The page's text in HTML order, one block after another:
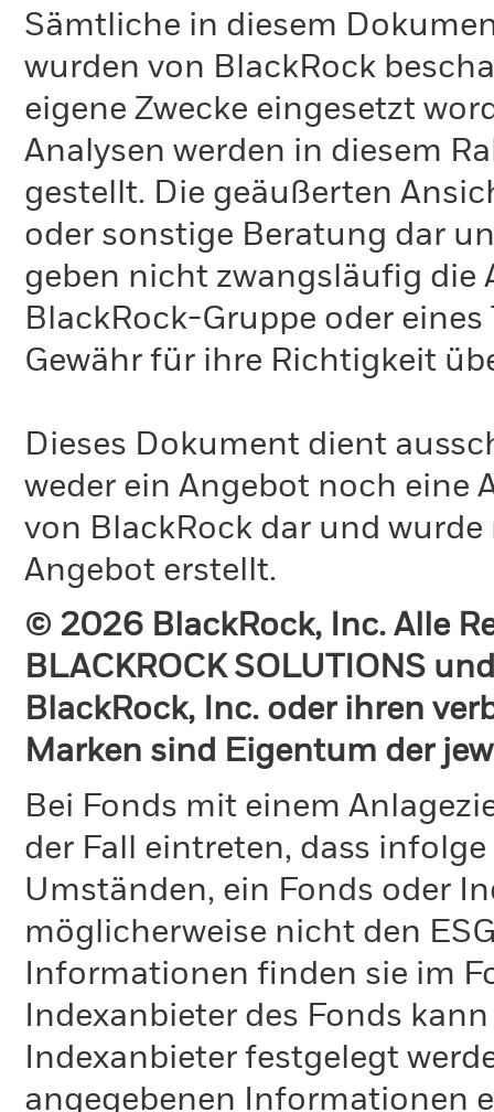
Sämtliche in diesem
wurden von BlackRock
eigene Zwecke eingesetzt
Analysen werden in diesem
gestellt. Die geäußerten
oder sonstige Beratung dar
geben nicht zwangsläufig die
BlackRock-Gruppe oder
Gewähr für ihre Richtigkeit
Dieses Dokument dient
weder ein Angebot noch eine
von BlackRock dar und
Angebot erstellt.
© 2026 BlackRock, Inc. Alle
BLACKROCK SOLUTIONS
BlackRock, Inc. oder ihren
Marken sind Eigentum der
Bei Fonds mit einem
der Fall eintreten, dass
Umständen, ein Fonds oder
möglicherweise nicht den
Informationen finden sie im
Indexanbieter des Fonds
Indexanbieter festgelegt
angegebenen Informationen